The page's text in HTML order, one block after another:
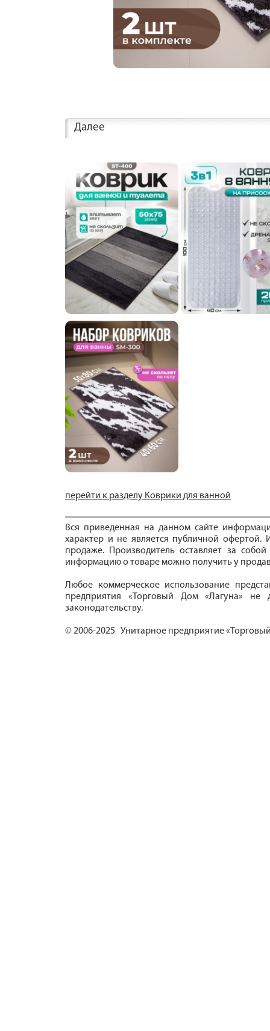
Далее
перейти к разделу Коврики для ванной
Вся приведенная на данном сайте
характер и не является публичной офертой.
продаже. Производитель оставляет за
информацию о товаре можно получить у
Любое коммерческое использование
предприятия «Торговый Дом «Лагуна» не
законодательству.
© 2006-2025 Унитарное предприятие